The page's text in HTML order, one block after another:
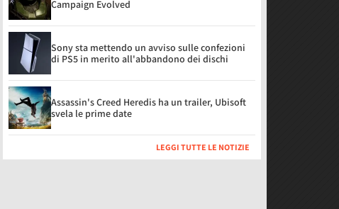
Campaign Evolved
Sony sta mettendo un avviso sulle confezioni
di PS5 in merito all'abbandono dei dischi
Assassin's Creed Heredis ha un trailer, Ubisoft
svela le prime date
LEGGI TUTTE LE NOTIZIE